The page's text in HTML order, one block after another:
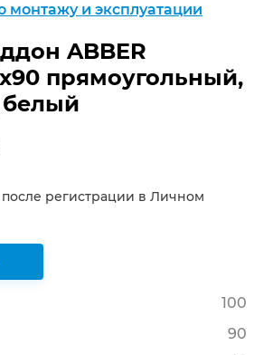
монтажу и эксплуатации
ABBER
прямоугольный,
регистрации в Личном
100
90